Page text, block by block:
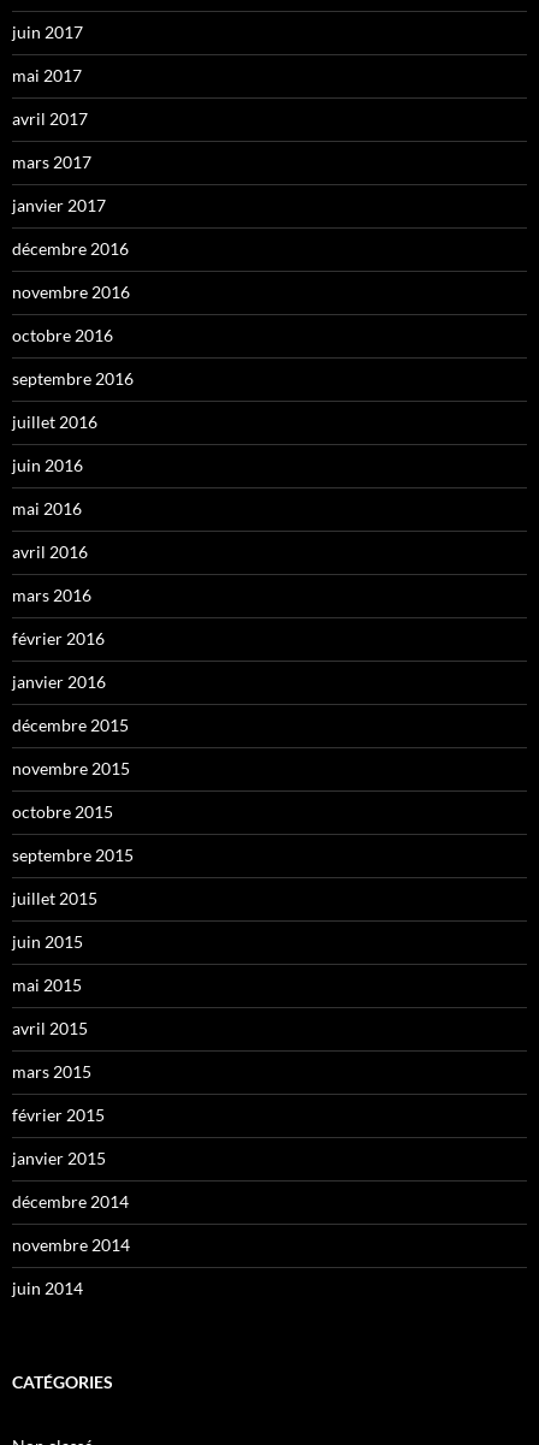
juin 2017
mai 2017
avril 2017
mars 2017
janvier 2017
décembre 2016
novembre 2016
octobre 2016
septembre 2016
juillet 2016
juin 2016
mai 2016
avril 2016
mars 2016
février 2016
janvier 2016
décembre 2015
novembre 2015
octobre 2015
septembre 2015
juillet 2015
juin 2015
mai 2015
avril 2015
mars 2015
février 2015
janvier 2015
décembre 2014
novembre 2014
juin 2014
CATÉGORIES